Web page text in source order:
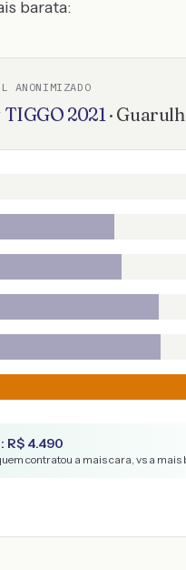
barata:
ANONIMIZADO
TIGGO 2021·
R$ 4.490
contratou a mais cara, vs a mais